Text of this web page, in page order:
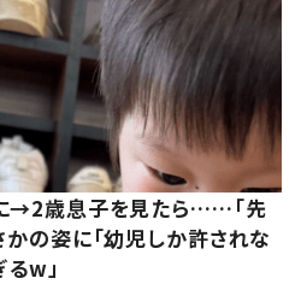
→2歳息子を見たら……「先
かの姿に「幼児しか許されな
w」